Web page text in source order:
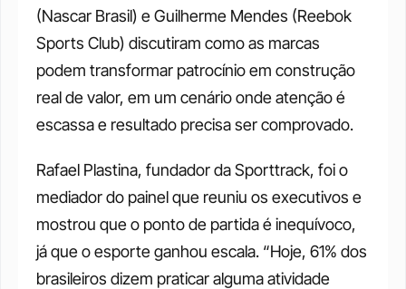
(Nascar Brasil) e Guilherme Mendes (Reebok
Sports Club) discutiram como as marcas
podem transformar patrocínio em construção
real de valor, em um cenário onde atenção é
escassa e resultado precisa ser comprovado.
Rafael Plastina, fundador da Sporttrack, foi o
mediador do painel que reuniu os executivos e
mostrou que o ponto de partida é inequívoco,
já que o esporte ganhou escala. “Hoje, 61% dos
brasileiros dizem praticar alguma atividade